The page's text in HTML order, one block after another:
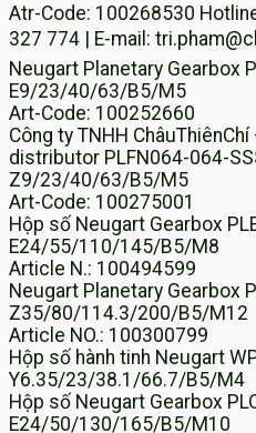
Atr-Code: 100268530
327 774 | E-mail:
Neugart Planetary Gearbox
E9/23/40/63/B5/M5
Art-Code: 100252660
Công ty TNHH
distributor PLFN064-064-
Z9/23/40/63/B5/M5
Art-Code: 100275001
Hộp số Neugart Gearbox
E24/55/110/145/B5/M8
Article N.: 100494599
Neugart Planetary Gearbox
Z35/80/114.3/200/B5/M12
Article NO.: 100300799
Hộp số hành tinh Neugart
Y6.35/23/38.1/66.7/B5/M4
Hộp số Neugart Gearbox
E24/50/130/165/B5/M10